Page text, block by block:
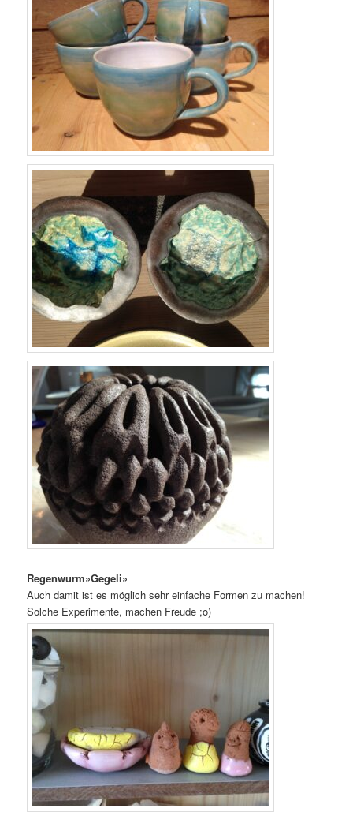
Regenwurm»Gegeli»
Auch damit ist es möglich sehr einfache Formen zu machen!
Solche Experimente, machen Freude ;o)